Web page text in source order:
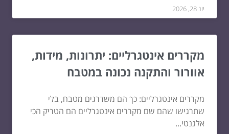
יונ 28, 2026
מקררים אינטגרליים: יתרונות, מידות,
אוורור והתקנה נכונה במטבח
מקררים אינטגרליים: כך הם משדרגים מטבח, בלי
שתרגישו שהם שם מקררים אינטגרליים הם הטריק הכי
אלגנטי...